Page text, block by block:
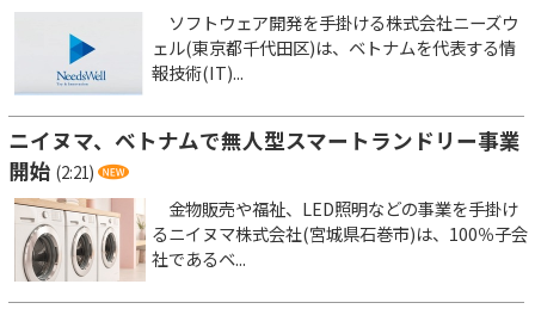
ソフトウェア開発を手掛ける株式会社ニーズウ
ェル(東京都千代田区)は、ベトナムを代表する情
報技術(IT)...
ニイヌマ、ベトナムで無人型スマートランドリー事業
開始 (2:21)
金物販売や福祉、LED照明などの事業を手掛け
るニイヌマ株式会社(宮城県石巻市)は、100％子会
社であるベ...